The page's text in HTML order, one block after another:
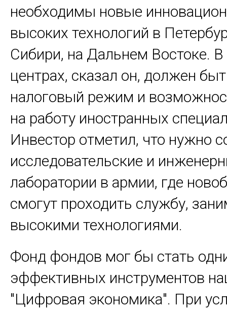
необходимы новые
высоких технологий в
Сибири, на Дальнем Востоке. В
центрах, сказал он, должен
налоговый режим и
на работу иностранных
Инвестор отметил, что нужно
исследовательские и
лаборатории в армии, где
смогут проходить службу,
высокими технологиями.
Фонд фондов мог бы стать
эффективных инструментов
"Цифровая экономика". При